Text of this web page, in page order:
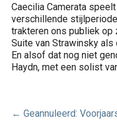
Caecilia Camerata
verschillende
trakteren ons publiek
Suite van Strawinsky
En alsof dat nog niet
Haydn, met een solist
Bericht
← Geannuleerd: